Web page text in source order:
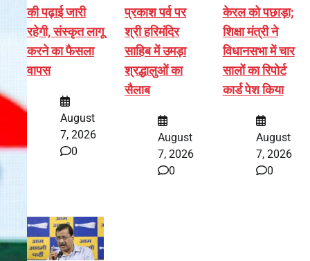
की पढ़ाई जारी
रहेगी, संस्कृत लागू
करने का फैसला
वापस
August
7, 2026
0
प्रकाश पर्व पर
श्री हरिमंदिर
साहिब में उमड़ा
श्रद्धालुओं का
सैलाब
August
7, 2026
0
केरल को पछाड़ा;
शिक्षा मंत्री ने
विधानसभा में चार
सालों का रिपोर्ट
कार्ड पेश किया
August
7, 2026
0